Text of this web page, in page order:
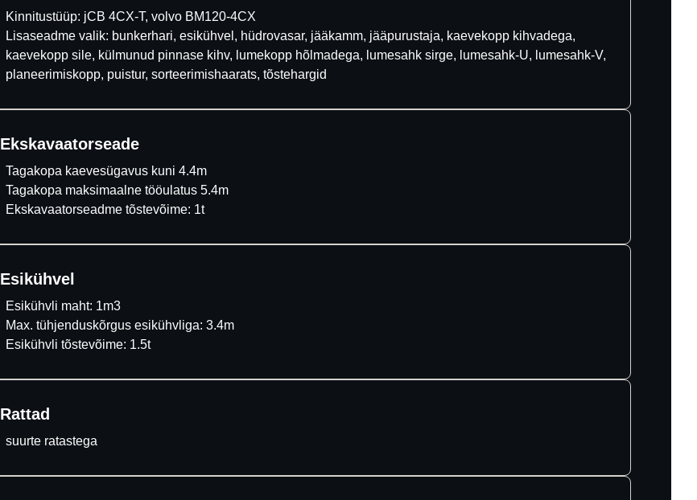
Kinnitustüüp: jCB 4CX-T, volvo BM120-4CX
Lisaseadme valik: bunkerhari, esikühvel, hüdrovasar, jääkamm, jääpurustaja, kaevekopp kihvadega,
kaevekopp sile, külmunud pinnase kihv, lumekopp hõlmadega, lumesahk sirge, lumesahk-U, lumesahk-V,
planeerimiskopp, puistur, sorteerimishaarats, tõstehargid
Ekskavaatorseade
Tagakopa kaevesügavus kuni 4.4m
Tagakopa maksimaalne tööulatus 5.4m
Ekskavaatorseadme tõstevõime: 1t
Esikühvel
Esikühvli maht: 1m3
Max. tühjenduskõrgus esikühvliga: 3.4m
Esikühvli tõstevõime: 1.5t
Rattad
suurte ratastega